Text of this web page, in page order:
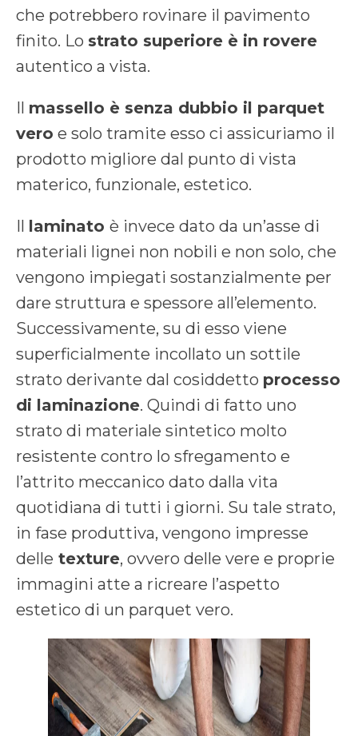
che potrebbero rovinare il pavimento
finito. Lo strato superiore è in rovere
autentico a vista.
Il massello è senza dubbio il parquet
vero e solo tramite esso ci assicuriamo il
prodotto migliore dal punto di vista
materico, funzionale, estetico.
Il laminato è invece dato da un’asse di
materiali lignei non nobili e non solo, che
vengono impiegati sostanzialmente per
dare struttura e spessore all’elemento.
Successivamente, su di esso viene
superficialmente incollato un sottile
strato derivante dal cosiddetto processo
di laminazione. Quindi di fatto uno
strato di materiale sintetico molto
resistente contro lo sfregamento e
l’attrito meccanico dato dalla vita
quotidiana di tutti i giorni. Su tale strato,
in fase produttiva, vengono impresse
delle texture, ovvero delle vere e proprie
immagini atte a ricreare l’aspetto
estetico di un parquet vero.